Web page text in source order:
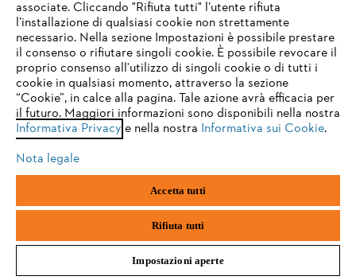
20 DA 26 PRODOTTI
Visualizza altro
Accessori
Sie nutzen einen Browser, den wir noch nicht unterstützen. Für
eine optimale Nutzung unserer Seite empfehlen wir Ihnen, zu
einem der folgenden Browser zu wechseln:
firefox chrome
safari edge
associate. Cliccando "Rifiuta tutti" l’utente rifiuta
l’installazione di qualsiasi cookie non strettamente
necessario. Nella sezione Impostazioni è possibile prestare
il consenso o rifiutare singoli cookie. È possibile revocare il
proprio consenso all'utilizzo di singoli cookie o di tutti i
cookie in qualsiasi momento, attraverso la sezione
“Cookie”, in calce alla pagina. Tale azione avrà efficacia per
il futuro. Maggiori informazioni sono disponibili nella nostra
Informativa Privacy e nella nostra Informativa sui Cookie.
Nota legale
Accetta tutti
Rifiuta tutti
Impostazioni aperte